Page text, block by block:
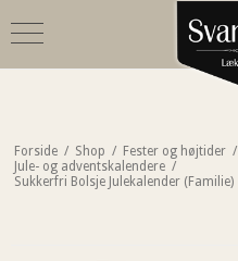
Forside / Shop / Fester og højtider /
Jule- og adventskalendere /
Sukkerfri Bolsje Julekalender (Familie)